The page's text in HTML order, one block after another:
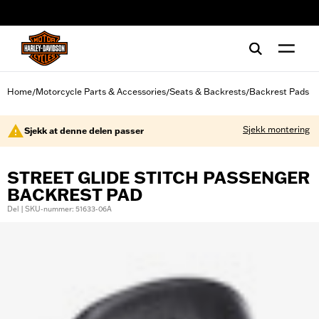
Home/Motorcycle Parts & Accessories/Seats & Backrests/Backrest Pads
Sjekk at denne delen passer Sjekk montering
STREET GLIDE STITCH PASSENGER
BACKREST PAD
Del | SKU-nummer: 51633-06A